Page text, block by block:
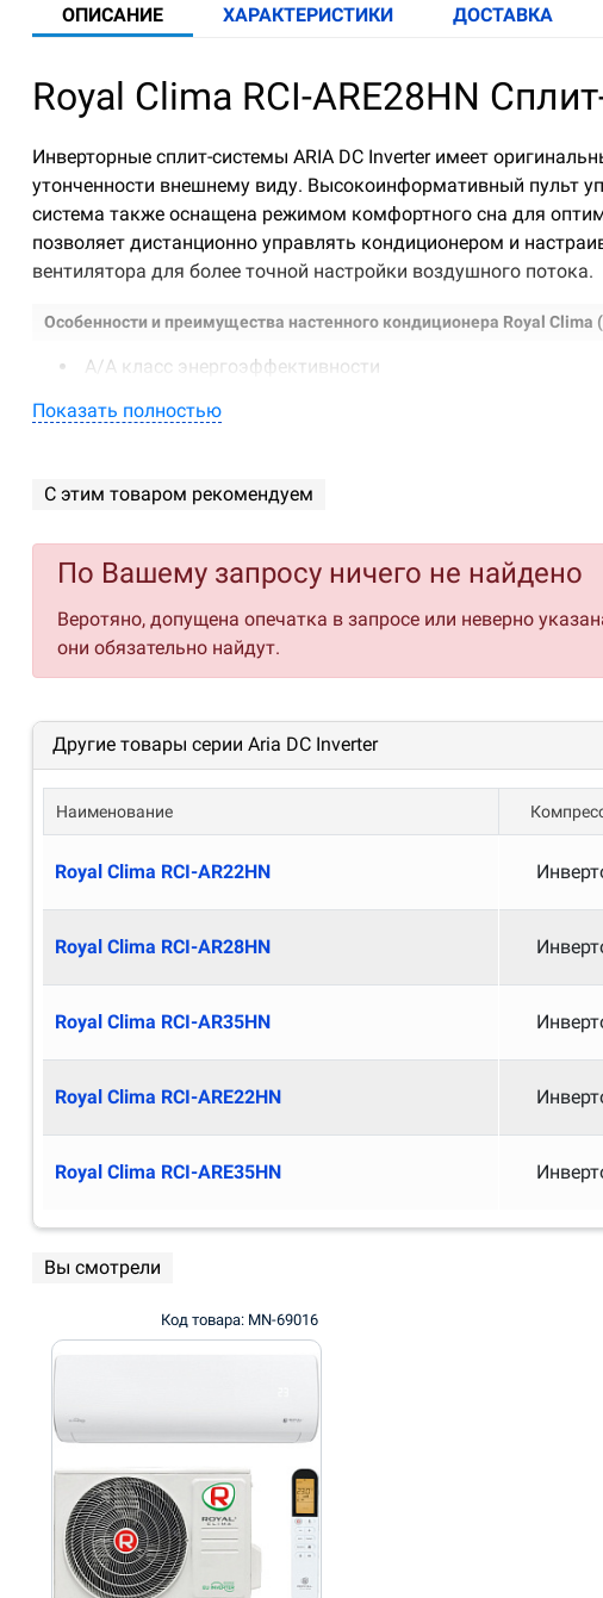
ОПИСАНИЕ ХАРАКТЕРИСТИКИ ДОСТАВКА
Royal Clima RCI-ARE28HN
Инверторные сплит-системы ARIA DC Inverter имеет
утонченности внешнему виду. Высокоинформативный пульт
система также оснащена режимом комфортного сна для
позволяет дистанционно управлять кондиционером и
вентилятора для более точной настройки воздушного потока.
Особенности и преимущества настенного кондиционера Royal
A/A класс энергоэффективности
Готов для установки модуля Wi-Fi OSK106
Возможность отключения подсветки дисплея
Режим комфортного сна
Экономичный режим ECO
Таймер ВКЛ/ВЫКЛ
Функция теплого пуска
Функция температурной компенсации в режиме нагрева
Функция запоминания положения жалюзи
Работа до -15 °C на нагрев
Показать полностью
С этим товаром рекомендуем
По Вашему запросу ничего не найдено
Веротяно, допущена опечатка в запросе или неверно
они обязательно найдут.
Другие товары серии Aria DC Inverter
Наименование
Royal Clima RCI-AR22HN
Royal Clima RCI-AR28HN
Royal Clima RCI-AR35HN
Royal Clima RCI-ARE22HN
Royal Clima RCI-ARE35HN
Вы смотрели
Код товара: MN-69016